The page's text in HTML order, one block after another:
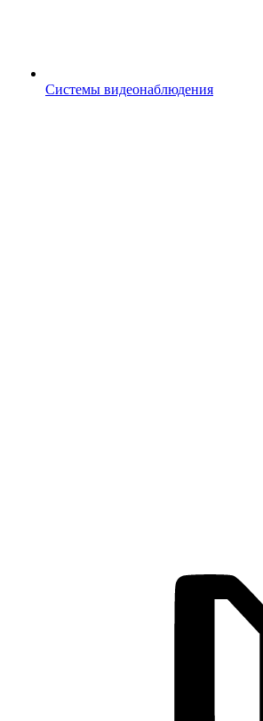
Системы видеонаблюдения